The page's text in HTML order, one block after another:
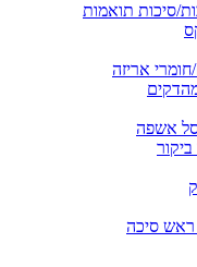
סיכות תואמות
אריזה
אשפה
סיכה